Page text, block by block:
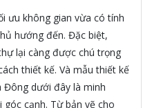
ưu không gian vừa có tính
hướng đến. Đặc biệt,
lại càng được chú trọng
thiết kế. Và mẫu thiết kế
Đông dưới đây là minh
cạnh. Từ bản vẽ cho